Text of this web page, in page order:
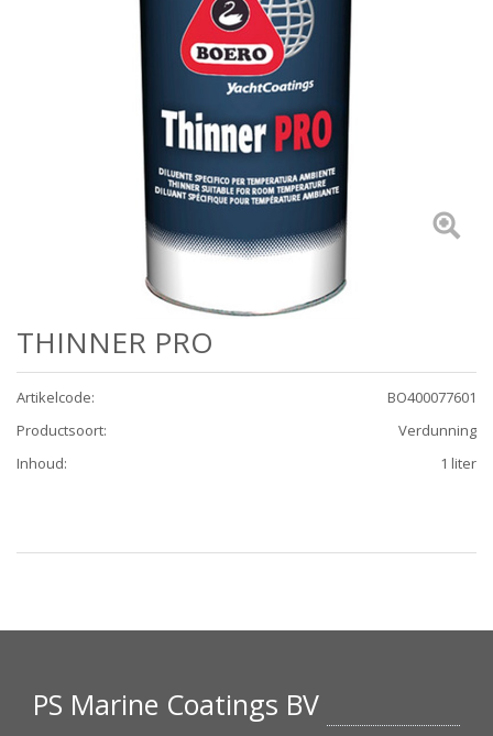
THINNER PRO
Artikelcode:
BO400077601
Productsoort:
Verdunning
Inhoud: 1 liter
PS Marine Coatings BV